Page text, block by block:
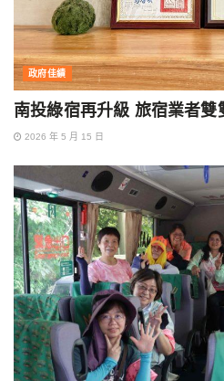
政府佳績
南投綠宿再升級 旅宿業者雙
2026 年 5 月 15 日